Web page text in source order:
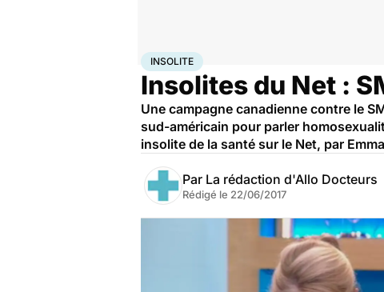
AccueilSantéInsolite
INSOLITE
Insolites du Net :
Une campagne canadienne contre le
sud-américain pour parler
insolite de la santé sur le Net, par
Par La rédaction d'Allo Docteurs
Rédigé le 22/06/2017